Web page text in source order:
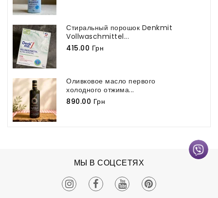
Стиральный порошок Denkmit
Vollwaschmittel...
415.00 Грн
Оливковое масло первого
холодного отжима...
890.00 Грн
МЫ В СОЦСЕТЯХ